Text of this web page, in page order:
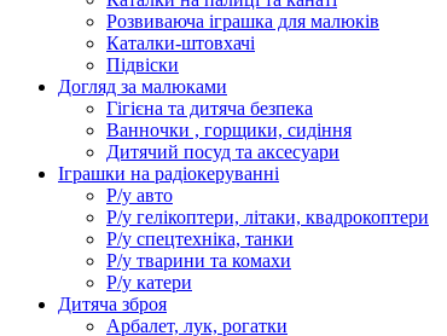
Розвиваюча іграшка для малюків
Каталки-штовхачі
Підвіски
Догляд за малюками
Гігієна та дитяча безпека
Ванночки , горщики, сидіння
Дитячий посуд та аксесуари
Іграшки на радіокеруванні
Р/у авто
Р/у гелікоптери, літаки, квадрокоптери
Р/у спецтехніка, танки
Р/у тварини та комахи
Р/у катери
Дитяча зброя
Арбалет, лук, рогатки